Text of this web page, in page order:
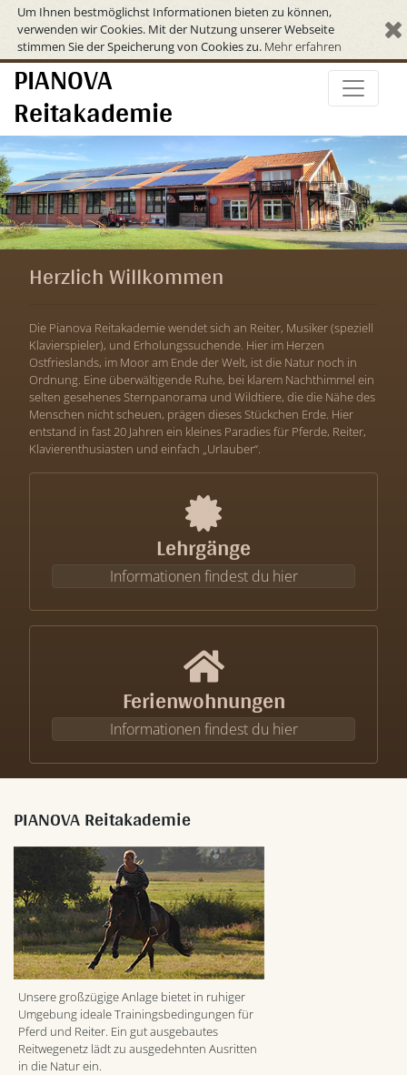
Um Ihnen bestmöglichst Informationen bieten zu können,
verwenden wir Cookies. Mit der Nutzung unserer Webseite
stimmen Sie der Speicherung von Cookies zu. Mehr erfahren
PIANOVA
Reitakademie
Herzlich Willkommen
Die Pianova Reitakademie wendet sich an Reiter, Musiker (speziell
Klavierspieler), und Erholungssuchende. Hier im Herzen
Ostfrieslands, im Moor am Ende der Welt, ist die Natur noch in
Ordnung. Eine überwältigende Ruhe, bei klarem Nachthimmel ein
selten gesehenes Sternpanorama und Wildtiere, die die Nähe des
Menschen nicht scheuen, prägen dieses Stückchen Erde. Hier
entstand in fast 20 Jahren ein kleines Paradies für Pferde, Reiter,
Klavierenthusiasten und einfach „Urlauber“.
Lehrgänge
Informationen findest du hier
Ferienwohnungen
Informationen findest du hier
PIANOVA Reitakademie
Unsere großzügige Anlage bietet in ruhiger
Umgebung ideale Trainingsbedingungen für
Pferd und Reiter. Ein gut ausgebautes
Reitwegenetz lädt zu ausgedehnten Ausritten
in die Natur ein.